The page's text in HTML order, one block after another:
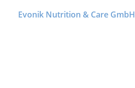
Evonik Nutrition & Care GmbH